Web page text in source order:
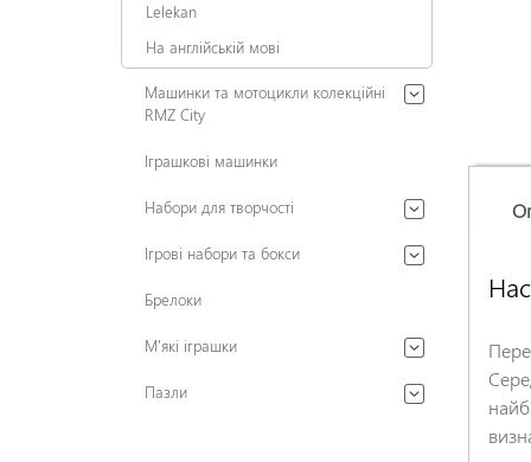
Lelekan
На англійській мові
Машинки та мотоцикли колекційні
RMZ City
Іграшкові машинки
Набори для творчості
Ігрові набори та бокси
Брелоки
М'які іграшки
Пазли